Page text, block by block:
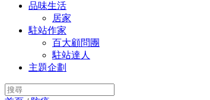
品味生活
居家
駐站作家
百大顧問團
駐站達人
主題企劃